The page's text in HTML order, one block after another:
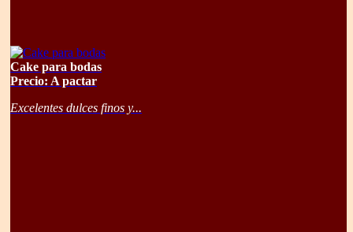
Cake para bodas
Precio: A pactar
Excelentes dulces finos y...